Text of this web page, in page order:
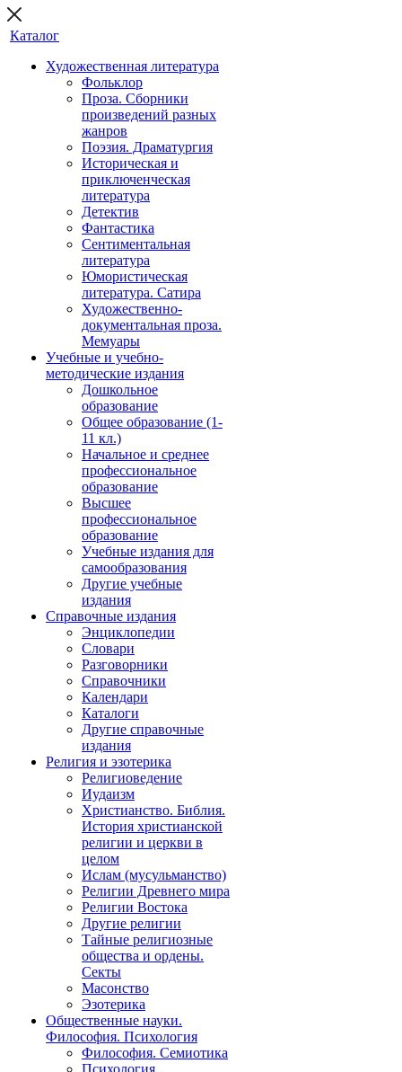
Каталог
Художественная литература
Фольклор
Проза. Сборники
произведений разных
жанров
Поэзия. Драматургия
Историческая и
приключенческая
литература
Детектив
Фантастика
Сентиментальная
литература
Юмористическая
литература. Сатира
Художественно-
документальная проза.
Мемуары
Учебные и учебно-
методические издания
Дошкольное
образование
Общее образование (1-
11 кл.)
Начальное и среднее
профессиональное
образование
Высшее
профессиональное
образование
Учебные издания для
самообразования
Другие учебные
издания
Справочные издания
Энциклопедии
Словари
Разговорники
Справочники
Календари
Каталоги
Другие справочные
издания
Религия и эзотерика
Религиоведение
Иудаизм
Христианство. Библия.
История христианской
религии и церкви в
целом
Ислам (мусульманство)
Религии Древнего мира
Религии Востока
Другие религии
Тайные религиозные
общества и ордены.
Секты
Масонство
Эзотерика
Общественные науки.
Философия. Психология
Философия. Семиотика
Психология.